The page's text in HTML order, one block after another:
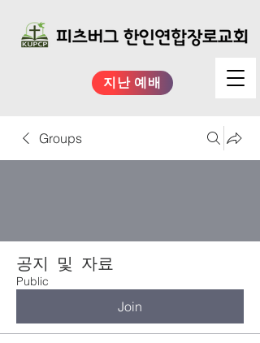
지난 예배
Groups
공지 및 자료
Public
Join